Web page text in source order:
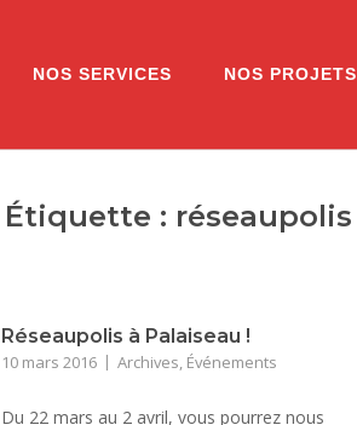
NOS SERVICES NOS PROJETS
Étiquette : réseaupolis
Réseaupolis à Palaiseau !
10 mars 2016 Archives, Événements
Du 22 mars au 2 avril, vous pourrez nous